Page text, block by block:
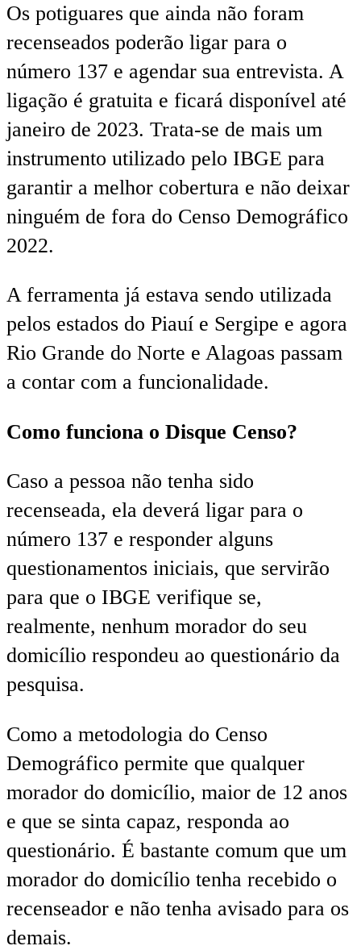
Os potiguares que ainda não foram
recenseados poderão ligar para o
número 137 e agendar sua entrevista. A
ligação é gratuita e ficará disponível até
janeiro de 2023. Trata-se de mais um
instrumento utilizado pelo IBGE para
garantir a melhor cobertura e não deixar
ninguém de fora do Censo Demográfico
2022.
A ferramenta já estava sendo utilizada
pelos estados do Piauí e Sergipe e agora
Rio Grande do Norte e Alagoas passam
a contar com a funcionalidade.
Como funciona o Disque Censo?
Caso a pessoa não tenha sido
recenseada, ela deverá ligar para o
número 137 e responder alguns
questionamentos iniciais, que servirão
para que o IBGE verifique se,
realmente, nenhum morador do seu
domicílio respondeu ao questionário da
pesquisa.
Como a metodologia do Censo
Demográfico permite que qualquer
morador do domicílio, maior de 12 anos
e que se sinta capaz, responda ao
questionário. É bastante comum que um
morador do domicílio tenha recebido o
recenseador e não tenha avisado para os
demais.